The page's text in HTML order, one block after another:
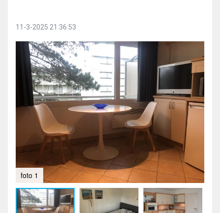
11-3-2025 21:36:53
foto 1